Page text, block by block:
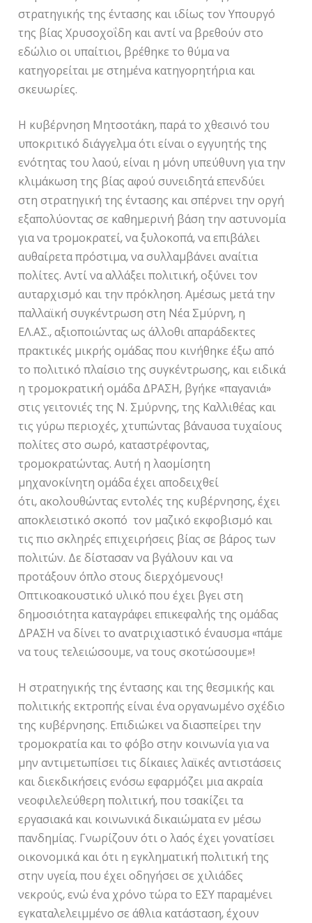
στρατηγικής της έντασης και ιδίως τον Υπουργό
της βίας Χρυσοχοΐδη και αντί να βρεθούν στο
εδώλιο οι υπαίτιοι, βρέθηκε το θύμα να
κατηγορείται με στημένα κατηγορητήρια και
σκευωρίες.
Η κυβέρνηση Μητσοτάκη, παρά το χθεσινό του
υποκριτικό διάγγελμα ότι είναι ο εγγυητής της
ενότητας του λαού, είναι η μόνη υπεύθυνη για την
κλιμάκωση της βίας αφού συνειδητά επενδύει
στη στρατηγική της έντασης και σπέρνει την οργή
εξαπολύοντας σε καθημερινή βάση την αστυνομία
για να τρομοκρατεί, να ξυλοκοπά, να επιβάλει
αυθαίρετα πρόστιμα, να συλλαμβάνει αναίτια
πολίτες. Αντί να αλλάξει πολιτική, οξύνει τον
αυταρχισμό και την πρόκληση. Αμέσως μετά την
παλλαϊκή συγκέντρωση στη Νέα Σμύρνη, η
ΕΛ.ΑΣ., αξιοποιώντας ως άλλοθι απαράδεκτες
πρακτικές μικρής ομάδας που κινήθηκε έξω από
το πολιτικό πλαίσιο της συγκέντρωσης, και ειδικά
η τρομοκρατική ομάδα ΔΡΑΣΗ, βγήκε «παγανιά»
στις γειτονιές της Ν. Σμύρνης, της Καλλιθέας και
τις γύρω περιοχές, χτυπώντας βάναυσα τυχαίους
πολίτες στο σωρό, καταστρέφοντας,
τρομοκρατώντας. Αυτή η λαομίσητη
μηχανοκίνητη ομάδα έχει αποδειχθεί
ότι, ακολουθώντας εντολές της κυβέρνησης, έχει
αποκλειστικό σκοπό τον μαζικό εκφοβισμό και
τις πιο σκληρές επιχειρήσεις βίας σε βάρος των
πολιτών. Δε δίστασαν να βγάλουν και να
προτάξουν όπλο στους διερχόμενους!
Οπτικοακουστικό υλικό που έχει βγει στη
δημοσιότητα καταγράφει επικεφαλής της ομάδας
ΔΡΑΣΗ να δίνει το ανατριχιαστικό έναυσμα «πάμε
να τους τελειώσουμε, να τους σκοτώσουμε»!
Η στρατηγικής της έντασης και της θεσμικής και
πολιτικής εκτροπής είναι ένα οργανωμένο σχέδιο
της κυβέρνησης. Επιδιώκει να διασπείρει την
τρομοκρατία και το φόβο στην κοινωνία για να
μην αντιμετωπίσει τις δίκαιες λαϊκές αντιστάσεις
και διεκδικήσεις ενόσω εφαρμόζει μια ακραία
νεοφιλελεύθερη πολιτική, που τσακίζει τα
εργασιακά και κοινωνικά δικαιώματα εν μέσω
πανδημίας. Γνωρίζουν ότι ο λαός έχει γονατίσει
οικονομικά και ότι η εγκληματική πολιτική της
στην υγεία, που έχει οδηγήσει σε χιλιάδες
νεκρούς, ενώ ένα χρόνο τώρα το ΕΣΥ παραμένει
εγκαταλελειμμένο σε άθλια κατάσταση, έχουν